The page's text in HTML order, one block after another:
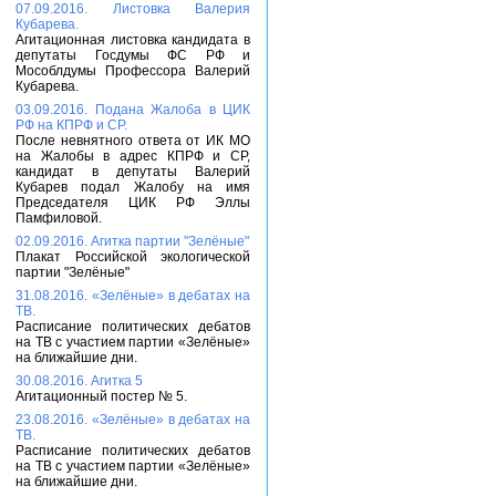
07.09.2016. Листовка Валерия
Кубарева.
Агитационная листовка кандидата в
депутаты Госдумы ФС РФ и
Мособлдумы Профессора Валерий
Кубарева.
03.09.2016. Подана Жалоба в ЦИК
РФ на КПРФ и СР.
После невнятного ответа от ИК МО
на Жалобы в адрес КПРФ и СР,
кандидат в депутаты Валерий
Кубарев подал Жалобу на имя
Председателя ЦИК РФ Эллы
Памфиловой.
02.09.2016. Агитка партии "Зелёные"
Плакат Российской экологической
партии "Зелёные"
31.08.2016. «Зелёные» в дебатах на
ТВ.
Расписание политических дебатов
на ТВ с участием партии «Зелёные»
на ближайшие дни.
30.08.2016. Агитка 5
Агитационный постер № 5.
23.08.2016. «Зелёные» в дебатах на
ТВ.
Расписание политических дебатов
на ТВ с участием партии «Зелёные»
на ближайшие дни.